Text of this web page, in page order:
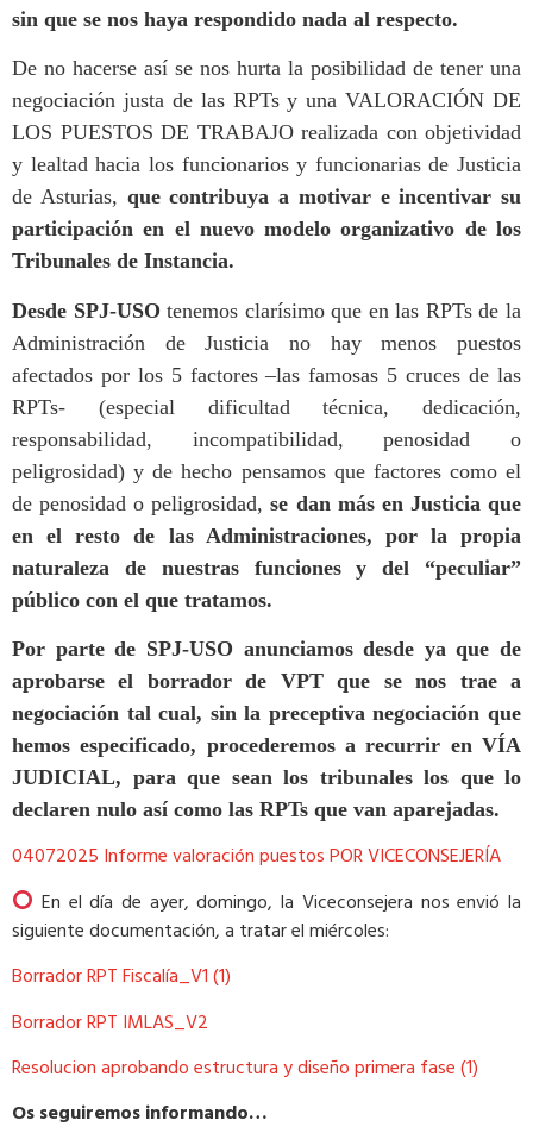
sin que se nos haya respondido nada al respecto.
De no hacerse así se nos hurta la posibilidad de tener una
negociación justa de las RPTs y una VALORACIÓN DE
LOS PUESTOS DE TRABAJO realizada con objetividad
y lealtad hacia los funcionarios y funcionarias de Justicia
de Asturias, que contribuya a motivar e incentivar su
participación en el nuevo modelo organizativo de los
Tribunales de Instancia.
Desde SPJ-USO tenemos clarísimo que en las RPTs de la
Administración de Justicia no hay menos puestos
afectados por los 5 factores –las famosas 5 cruces de las
RPTs- (especial dificultad técnica, dedicación,
responsabilidad, incompatibilidad, penosidad o
peligrosidad) y de hecho pensamos que factores como el
de penosidad o peligrosidad,se dan más en Justicia que
en el resto de las Administraciones, por la propia
naturaleza de nuestras funciones y del “peculiar”
público con el que tratamos.
Por parte de SPJ-USO anunciamos desde ya que de
aprobarse el borrador de VPT que se nos trae a
negociación tal cual, sin la preceptiva negociación que
hemos especificado, procederemos a recurrir en VÍA
JUDICIAL, para que sean los tribunales los que lo
declaren nulo así como las RPTs que van aparejadas.
04072025 Informe valoración puestos POR VICECONSEJERÍA
En el día de ayer, domingo, la Viceconsejera nos envió la
siguiente documentación, a tratar el miércoles:
Borrador RPT Fiscalía_V1 (1)
Borrador RPT IMLAS_V2
Resolucion aprobando estructura y diseño primera fase (1)
Os seguiremos informando…